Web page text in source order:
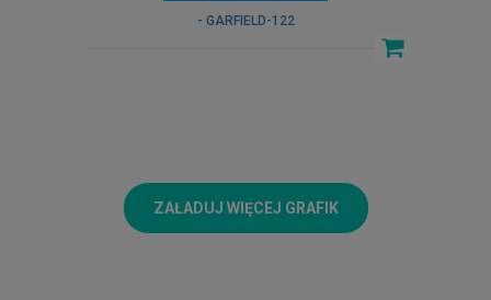
- GARFIELD-122
ZAŁADUJ WIĘCEJ GRAFIK